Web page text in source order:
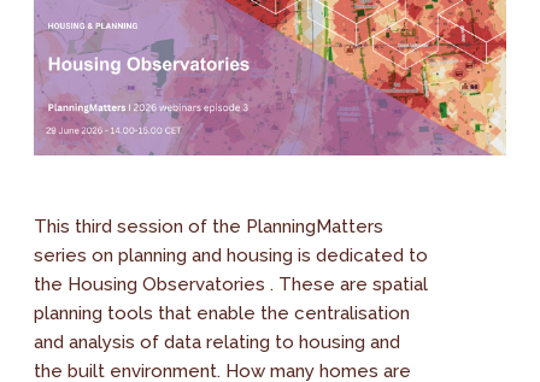
This third session of the PlanningMatters
series on planning and housing is dedicated to
the Housing Observatories . These are spatial
planning tools that enable the centralisation
and analysis of data relating to housing and
the built environment. How many homes are